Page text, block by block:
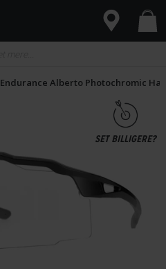
Endurance Alberto Photochromic
SET BILLIGERE?